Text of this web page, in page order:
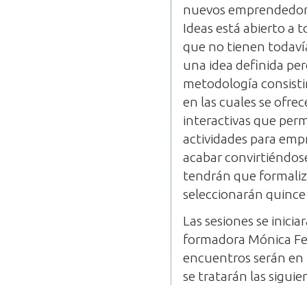
nuevos
Ideas está abierto a
que no tienen
una idea definida
metodología
en las cuales se
interactivas que
actividades para
acabar
tendrán que
seleccionarán
Las sesiones se
formadora Mónica
encuentros serán en
se tratarán las